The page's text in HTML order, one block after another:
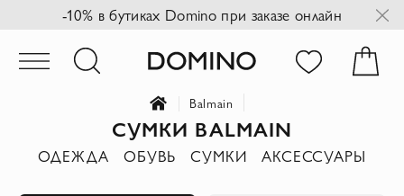
-10% в бутиках Domino при заказе онлайн
Balmain
СУМКИ BALMAIN
ОДЕЖДА ОБУВЬ СУМКИ АКСЕССУАРЫ